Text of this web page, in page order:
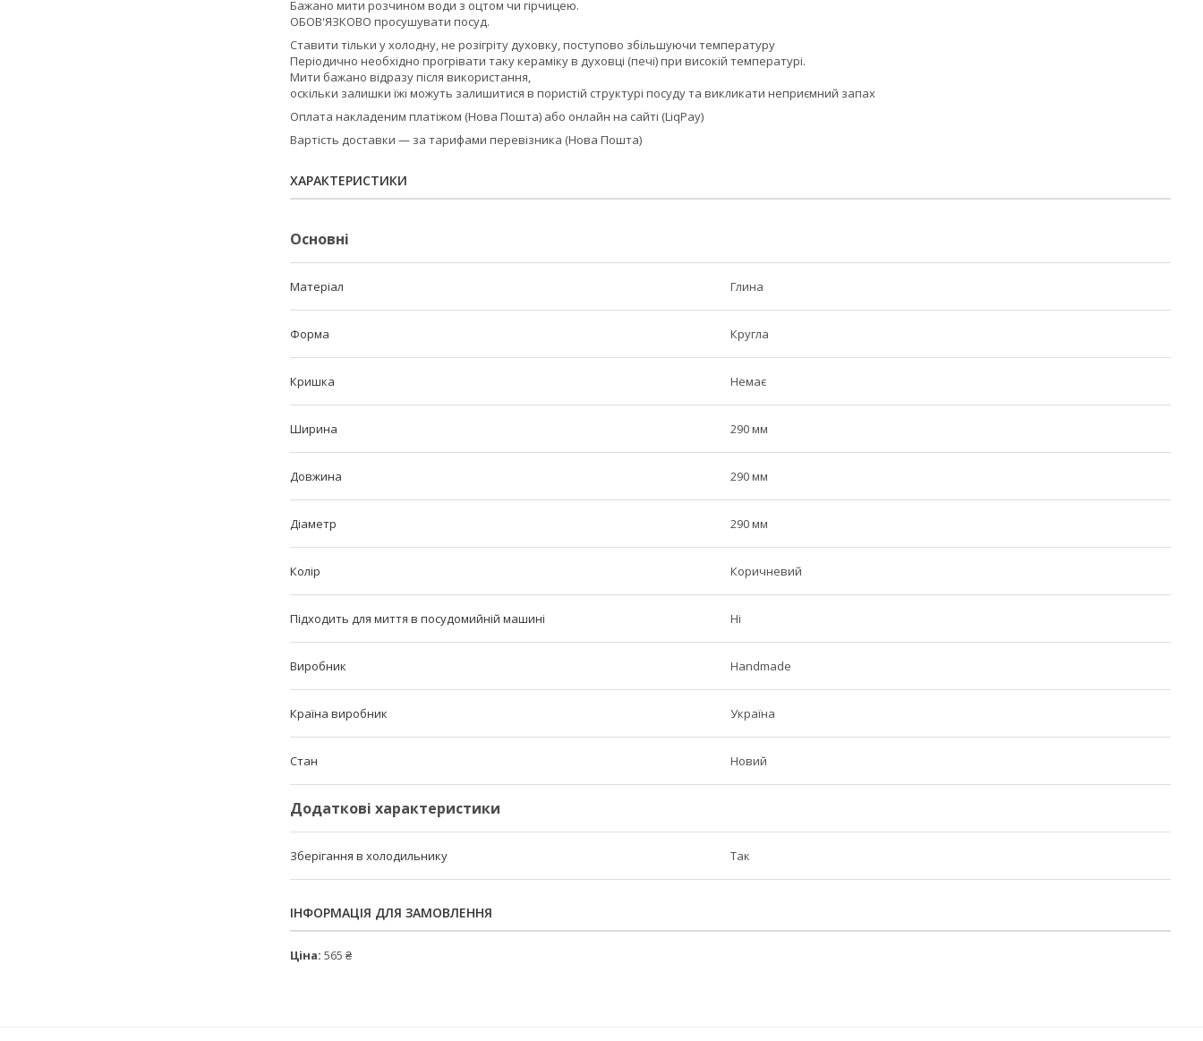
Бажано мити розчином води з оцтом чи гірчицею.
ОБОВ'ЯЗКОВО просушувати посуд.
Ставити тільки у холодну, не розігріту духовку, поступово збільшуючи температуру
Періодично необхідно прогрівати таку кераміку в духовці (печі) при високій температурі.
Мити бажано відразу після використання,
оскільки залишки їжі можуть залишитися в пористій структурі посуду та викликати неприємний запах
Оплата накладеним платіжом (Нова Пошта) або онлайн на сайті (LiqPay)
Вартість доставки — за тарифами перевізника (Нова Пошта)
ХАРАКТЕРИСТИКИ
Основні
Матеріал Глина
Форма Кругла
Кришка Немає
Ширина 290 мм
Довжина 290 мм
Діаметр 290 мм
Колір Коричневий
Підходить для миття в посудомийній машині Ні
Виробник Handmade
Країна виробник Україна
Стан Новий
Додаткові характеристики
Зберігання в холодильнику Так
ІНФОРМАЦІЯ ДЛЯ ЗАМОВЛЕННЯ
Ціна: 565 ₴